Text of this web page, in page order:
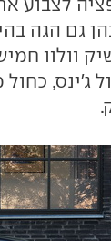
ג'ינס,